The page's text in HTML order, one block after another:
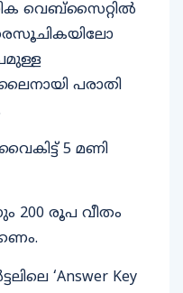
വെബ്‌സൈറ്റിൽ
പരാതി
5 മണി
200 രൂപ വീതം
‘Answer Key